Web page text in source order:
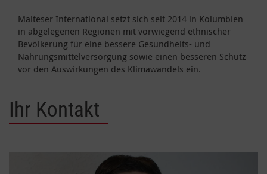
Malteser International setzt sich seit 2014 in Kolumbien
in abgelegenen Regionen mit vorwiegend ethnischer
Bevölkerung für eine bessere Gesundheits- und
Nahrungsmittelversorgung sowie einen besseren Schutz
vor den Auswirkungen des Klimawandels ein.
Ihr Kontakt